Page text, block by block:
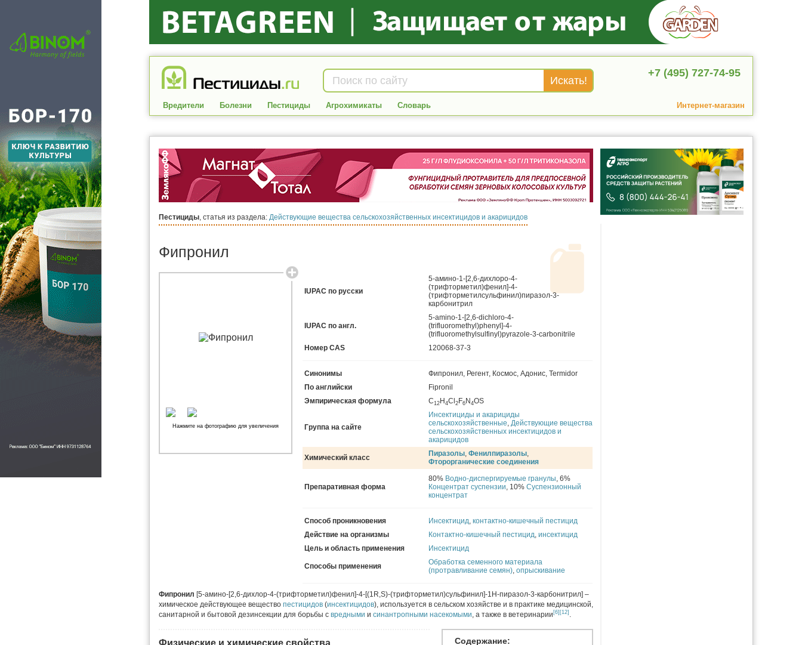
+7 (495) 727-74-95
Вредители Болезни Пестициды Агрохимикаты Словарь Интернет-магазин
Пестициды, статья из раздела: Действующие вещества сельскохозяйственных инсектицидов и акарицидов
Фипронил
IUPAC по русски
5-амино-1-[2,6-дихлоро-4-
(трифторметил)фенил]-4-
(трифторметилсульфинил)пиразол-3-
карбонитрил
IUPAC по англ.
5-amino-1-[2,6-dichloro-4-
(trifluoromethyl)phenyl]-4-
(trifluoromethylsulfinyl)pyrazole-3-carbonitrile
Номер CAS
120068-37-3
Синонимы Фипронил, Регент, Космос, Адонис, Termidor
По английски
Fipronil
Эмпирическая формула
C12 H 4Cl 2 F6 N 4OS
Группа на сайте
Инсектициды и акарициды
сельскохозяйственные, Действующие вещества
сельскохозяйственных инсектицидов и
акарицидов
Химический класс Пиразолы, Фенилпиразолы,
Фторорганические соединения
Препаративная форма
80% Водно-диспергируемые гранулы, 6%
Концентрат суспензии, 10% Суспензионный
концентрат
Способ проникновения Инсектицид, контактно-кишечный пестицид
Действие на организмы
Контактно-кишечный пестицид, инсектицид
Цель и область применения
Инсектицид
Способы применения
Обработка семенного материала
(протравливание семян), опрыскивание
Нажмите на фотографию для увеличения
Фипронил [5-амино-[2,6-дихлор-4-(трифторметил)фенил]-4-[(1R,S)-(трифторметил)сульфинил]-1H-пиразол-3-карбонитрил] –
химическое действующее вещество пестицидов (инсектицидов), используется в сельском хозяйстве и в практике медицинской,
санитарной и бытовой дезинсекции для борьбы с вредными и синантропными насекомыми, а также в ветеринарии [6] [12] .
Содержание:
Физические и химические свойства